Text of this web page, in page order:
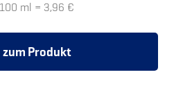
100 ml = 3,96 €
zum Produkt